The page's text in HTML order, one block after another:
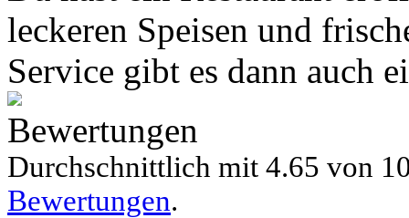
leckeren Speisen und
Service gibt es dann auch
Bewertungen
Durchschnittlich mit 4.65 von
Bewertungen.